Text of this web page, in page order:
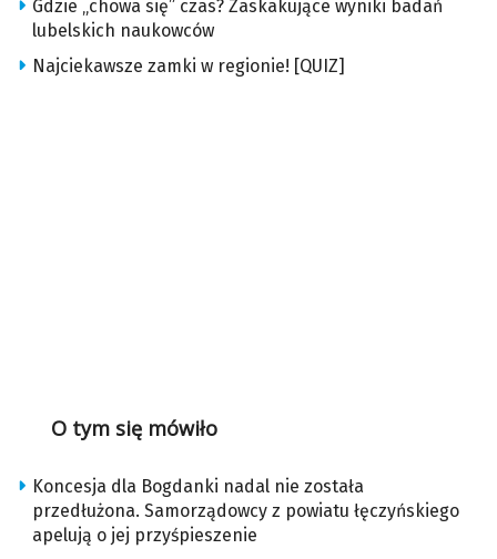
Gdzie „chowa się” czas? Zaskakujące wyniki badań
lubelskich naukowców
Najciekawsze zamki w regionie! [QUIZ]
O tym się mówiło
Koncesja dla Bogdanki nadal nie została
przedłużona. Samorządowcy z powiatu łęczyńskiego
apelują o jej przyśpieszenie